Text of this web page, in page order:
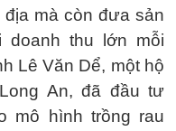
mà còn đưa sản
doanh thu lớn mỗi
Lê Văn Dể, một hộ
An, đã đầu tư
mô hình trồng rau